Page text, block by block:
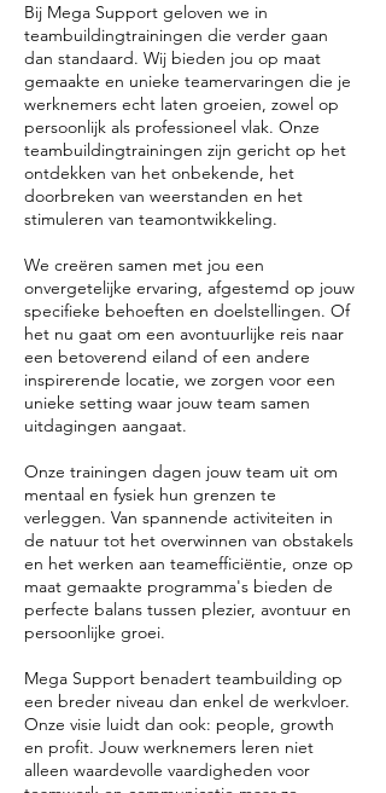
Bij Mega Support geloven we in
teambuildingtrainingen die verder gaan
dan standaard. Wij bieden jou op maat
gemaakte en unieke teamervaringen die je
werknemers echt laten groeien, zowel op
persoonlijk als professioneel vlak. Onze
teambuildingtrainingen zijn gericht op het
ontdekken van het onbekende, het
doorbreken van weerstanden en het
stimuleren van teamontwikkeling.
We creëren samen met jou een
onvergetelijke ervaring, afgestemd op jouw
specifieke behoeften en doelstellingen. Of
het nu gaat om een avontuurlijke reis naar
een betoverend eiland of een andere
inspirerende locatie, we zorgen voor een
unieke setting waar jouw team samen
uitdagingen aangaat.
Onze trainingen dagen jouw team uit om
mentaal en fysiek hun grenzen te
verleggen. Van spannende activiteiten in
de natuur tot het overwinnen van obstakels
en het werken aan teamefficiëntie, onze op
maat gemaakte programma's bieden de
perfecte balans tussen plezier, avontuur en
persoonlijke groei.
Mega Support benadert teambuilding op
een breder niveau dan enkel de werkvloer.
Onze visie luidt dan ook: people, growth
en profit. Jouw werknemers leren niet
alleen waardevolle vaardigheden voor